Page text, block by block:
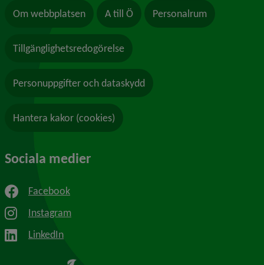
Om webbplatsen A till Ö Personalrum
Tillgänglighetsredogörelse
Personuppgifter och dataskydd
Hantera kakor (cookies)
Sociala medier
Facebook
Instagram
LinkedIn